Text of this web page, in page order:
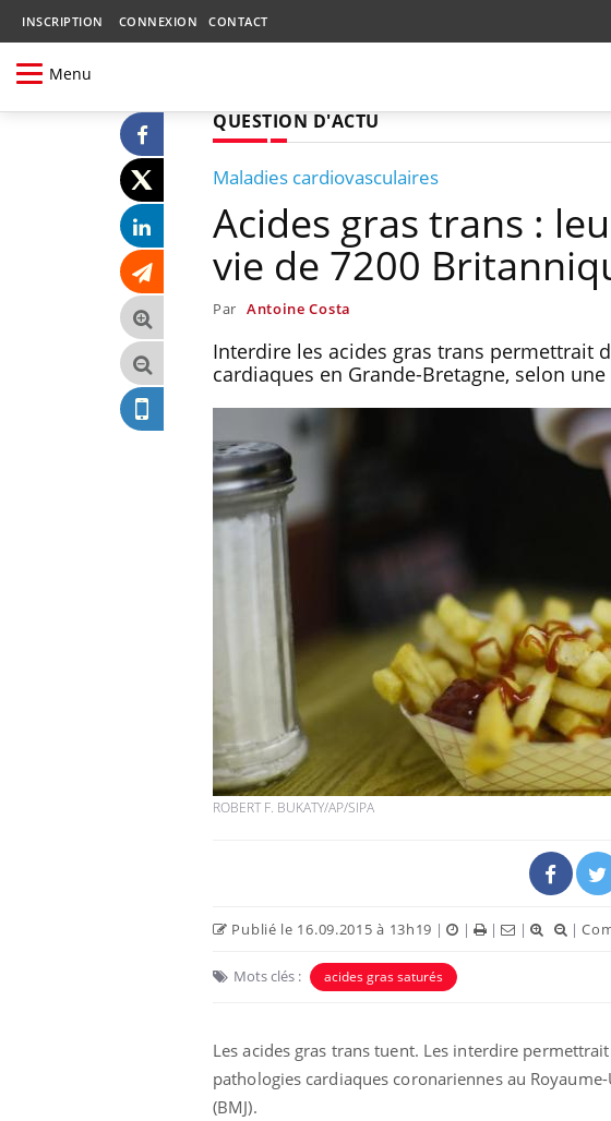
INSCRIPTION CONNEXION CONTACT
Menu
QUESTION D'ACTU
Maladies cardiovasculaires
Acides gras trans :
vie de 7200
Par Antoine Costa
Interdire les acides gras trans permettrait
cardiaques en Grande-Bretagne, selon
ROBERT F. BUKATY/AP/SIPA
Publié le 16.09.2015 à 13h19 | | | | |
Mots clés : acides gras saturés
Les acides gras trans tuent. Les interdire
pathologies cardiaques coronariennes au
(BMJ).